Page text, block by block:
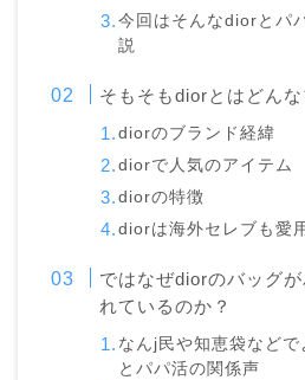
今回はそんなdiorとパ
説
そもそもdiorとはどん
diorのブランド経緯
diorで人気のアイテム
diorの特徴
diorは海外セレブも愛
ではなぜdiorのバッグ
れているのか？
なんj民や知恵袋など
とパパ活の関係声